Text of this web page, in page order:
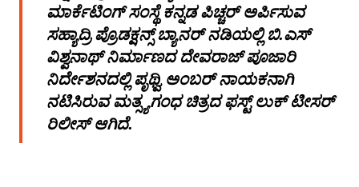
ಮಾರ್ಕೆಟಿಂಗ್ ಸಂಸ್ಥೆ ಕನ್ನಡ ಪಿಚ್ಚರ್ ಅರ್ಪಿಸುವ
ಸಹ್ಯಾದ್ರಿ ಪ್ರೊಡಕ್ಷನ್ಸ್ ಬ್ಯಾನರ್ ನಡಿಯಲ್ಲಿ ಬಿ.ಎಸ್
ವಿಶ್ವನಾಥ್ ನಿರ್ಮಾಣದ ದೇವರಾಜ್ ಪೂಜಾರಿ
ನಿರ್ದೇಶನದಲ್ಲಿ ಪೃಥ್ವಿ ಅಂಬರ್ ನಾಯಕನಾಗಿ
ನಟಿಸಿರುವ ಮತ್ಸ್ಯಗಂಧ ಚಿತ್ರದ ಫಸ್ಟ್ ಲುಕ್ ಟೀಸರ್
ರಿಲೀಸ್ ಆಗಿದೆ.